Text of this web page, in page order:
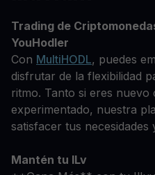
Trading de
YouHodler
Con MultiHODL, puedes
disfrutar de la flexibilidad
ritmo. Tanto si eres
experimentado, nuestra
satisfacer tus necesidades
Mantén tu ILv